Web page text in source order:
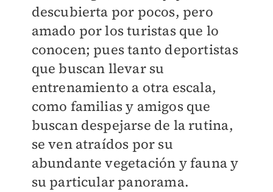
descubierta por pocos, pero
amado por los turistas que lo
conocen; pues tanto deportistas
que buscan llevar su
entrenamiento a otra escala,
como familias y amigos que
buscan despejarse de la rutina,
se ven atraídos por su
abundante vegetación y fauna y
su particular panorama.